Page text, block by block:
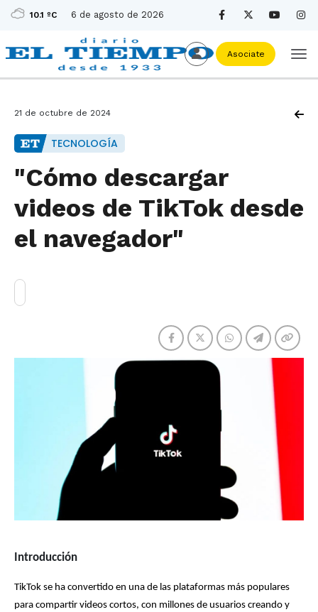
10.1 ºC 6 de agosto de 2026
Asociate
21 de octubre de 2024
TECNOLOGÍA
"Cómo descargar
videos de TikTok desde
el navegador"
Introducción
TikTok se ha convertido en una de las plataformas más populares
para compartir videos cortos, con millones de usuarios creando y